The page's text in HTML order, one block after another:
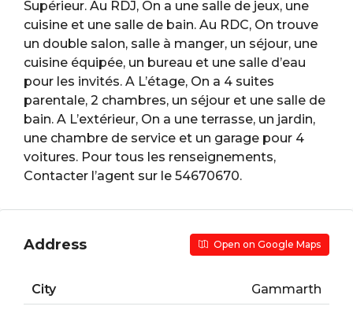
Supérieur. Au RDJ, On a une salle de jeux, une
cuisine et une salle de bain. Au RDC, On trouve
un double salon, salle à manger, un séjour, une
cuisine équipée, un bureau et une salle d’eau
pour les invités. A L’étage, On a 4 suites
parentale, 2 chambres, un séjour et une salle de
bain. A L’extérieur, On a une terrasse, un jardin,
une chambre de service et un garage pour 4
voitures. Pour tous les renseignements,
Contacter l’agent sur le 54670670.
Address Open on Google Maps
City
Gammarth